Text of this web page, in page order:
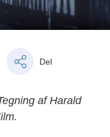
Del
af Harald